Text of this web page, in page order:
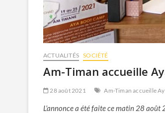
ACTUALITÉS SOCIÉTÉ
Am-Timan accueille
28 août 2021 Am-Timan accueille
L’annonce a été faite ce matin 28 août